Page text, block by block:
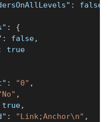
:
false
:
{
: false,
true
: "0" ,
,
true,
: "Link;Anchor\n" ,